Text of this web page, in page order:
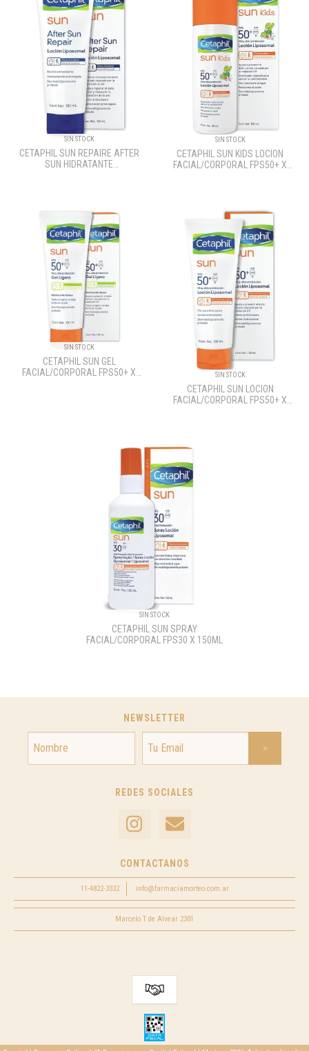
SIN STOCK
CETAPHIL SUN REPAIRE AFTER
SUN HIDRATANTE
SIN STOCK
CETAPHIL SUN KIDS LOCION
FACIAL/CORPORAL FPS50+ X
SIN STOCK
CETAPHIL SUN GEL
FACIAL/CORPORAL FPS50+ X
SIN STOCK
CETAPHIL SUN LOCION
FACIAL/CORPORAL FPS50+ X
SIN STOCK
CETAPHIL SUN SPRAY
FACIAL/CORPORAL FPS30 X 150ML
NEWSLETTER
REDES SOCIALES
CONTACTANOS
11-4822-3332 info@farmaciamorteo.com.ar
Marcelo T de Alvear 2301